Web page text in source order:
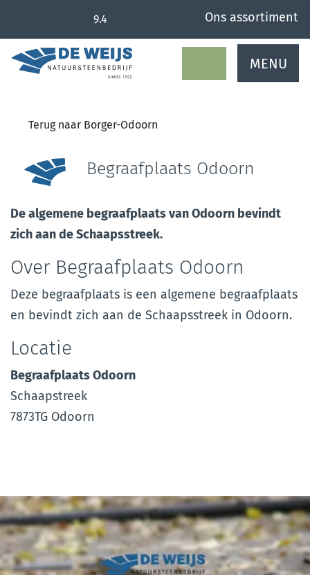
9.4 Ons assortiment
MENU
Terug naar Borger-Odoorn
Begraafplaats Odoorn
De algemene begraafplaats van Odoorn bevindt
zich aan de Schaapsstreek.
Over Begraafplaats Odoorn
Deze begraafplaats is een algemene begraafplaats
en bevindt zich aan de Schaapsstreek in Odoorn.
Locatie
Begraafplaats Odoorn
Schaapstreek
7873TG Odoorn